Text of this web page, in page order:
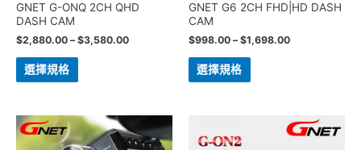
GNET G-ONQ 2CH QHD
DASH CAM
$2,880.00 –$3,580.00
選擇規格
GNET G6 2CH FHD|HD DASH
CAM
$998.00 –$1,698.00
選擇規格